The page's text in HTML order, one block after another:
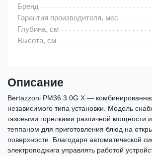
Бренд
Гарантия производителя, мес
Глубина, см
Высота, см
Описание
Bertazzoni PM36 3 0G X —
независимого типа установки. Модель
газовыми горелками различной мощности
теппаном для приготовления блюд на
поверхности. Благодаря автоматической
электроподжига управлять работой